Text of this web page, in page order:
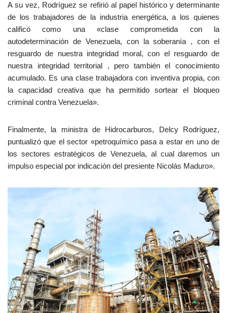
A su vez, Rodríguez se refirió al papel histórico y determinante
de los trabajadores de la industria energética, a los quienes
calificó como una «clase comprometida con la
autodeterminación de Venezuela, con la soberanía , con el
resguardo de nuestra integridad moral, con el resguardo de
nuestra integridad territorial , pero también el conocimiento
acumulado. Es una clase trabajadora con inventiva propia, con
la capacidad creativa que ha permitido sortear el bloqueo
criminal contra Venezuela».
Finalmente, la ministra de Hidrocarburos, Delcy Rodríguez,
puntualizó que el sector «petroquímico pasa a estar en uno de
los sectores estratégicos de Venezuela, al cual daremos un
impulso especial por indicación del presiente Nicolás Maduro».